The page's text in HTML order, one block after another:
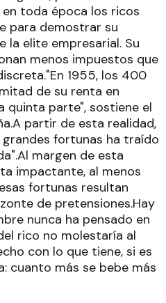
toda época los ricos
para demostrar su
la elite empresarial. Su
menos impuestos que
1955, los 400
de su renta en
quinta parte", sostiene el
partir de esta realidad,
grandes fortunas ha traído
margen de esta
impactante, al menos
fortunas resultan
de pretensiones.Hay
nunca ha pensado en
rico no molestaría al
con lo que tiene, si es
cuanto más se bebe más